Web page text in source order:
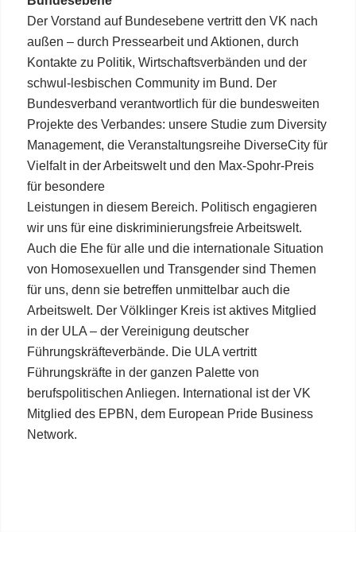
Der Vorstand auf Bundesebene vertritt den VK nach
außen – durch Pressearbeit und Aktionen, durch
Kontakte zu Politik, Wirtschaftsverbänden und der
schwul-lesbischen Community im Bund. Der
Bundesverband verantwortlich für die bundesweiten
Projekte des Verbandes: unsere Studie zum Diversity
Management, die Veranstaltungsreihe DiverseCity für
Vielfalt in der Arbeitswelt und den Max-Spohr-Preis
für besondere
Leistungen in diesem Bereich. Politisch engagieren
wir uns für eine diskriminierungsfreie Arbeitswelt.
Auch die Ehe für alle und die internationale Situation
von Homosexuellen und Transgender sind Themen
für uns, denn sie betreffen unmittelbar auch die
Arbeitswelt. Der Völklinger Kreis ist aktives Mitglied
in der ULA – der Vereinigung deutscher
Führungskräfteverbände. Die ULA vertritt
Führungskräfte in der ganzen Palette von
berufspolitischen Anliegen. International ist der VK
Mitglied des EPBN, dem European Pride Business
Network.